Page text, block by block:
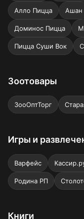
Алло Пицца Ашан
Доминос Пицца
Пицца Суши Вок
Зоотовары
ЗооОптТорг
Игры и
Варфейс
Родина РП
Книги